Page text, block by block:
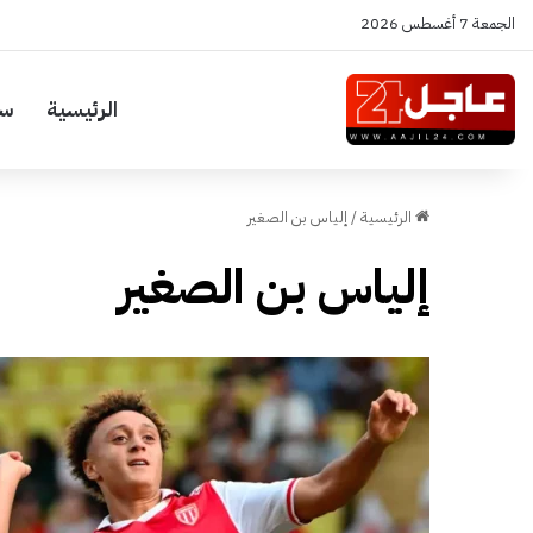
الجمعة 7 أغسطس 2026
الرئيسية
الرئيسية/ إلياس بن الصغير
إلياس بن الصغير